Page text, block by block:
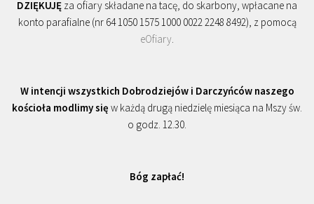
DZIĘKUJĘ za ofiary składane na tacę, do skarbony, wpłacane na
konto parafialne (nr 64 1050 1575 1000 0022 2248 8492), z pomocą
eOfiary.
W intencji wszystkich Dobrodziejów i Darczyńców naszego
kościoła modlimy się w każdą drugą niedzielę miesiąca na Mszy św.
o godz. 12.30.
Bóg zapłać!